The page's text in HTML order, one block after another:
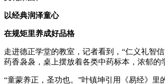
以经典润泽童心
在规矩里养成好品格
走进德正学堂的教室，记者看到，“仁义礼智
药香袅袅，桌上摆放着各类中药标本，浓郁的
“童蒙养正，圣功也。”叶镇坤引用《易经》